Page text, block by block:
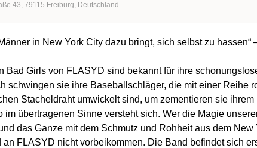
43 79115 Freiburg Deutschland
in New York City dazu bringt, sich selbst zu hassen“
Bad Girls von FLASYD sind bekannt für ihre
schwingen sie ihre Baseballschläger, die mit einer Reihe
Stacheldraht umwickelt sind, um zementieren sie
im übertragenen Sinne versteht sich. Wer die Magie
das Ganze mit dem Schmutz und Rohheit aus dem New
an FLASYD nicht vorbeikommen. Die Band befindet sich